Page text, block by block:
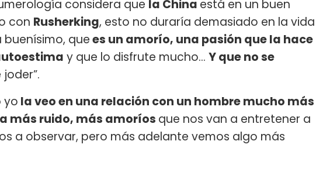
considera que la China está en un buen
con Rusherking, esto no duraría demasiado en la vida
buenísimo, quees un amorío, una pasión que la hace
y que lo disfrute mucho... Y que no se
yo la veo en una relación con un hombre mucho más
más ruido, más amoríos que nos van a entretener a
a observar, pero más adelante vemos algo más